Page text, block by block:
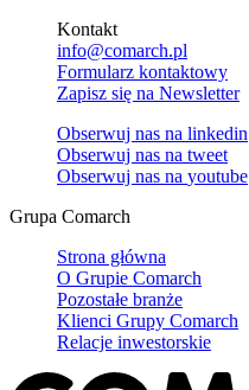
Kontakt
info@comarch.pl
Formularz kontaktowy
Zapisz się na Newsletter
Obserwuj nas na linkedin
Obserwuj nas na tweet
Obserwuj nas na youtube
Grupa Comarch
Strona główna
O Grupie Comarch
Pozostałe branże
Klienci Grupy Comarch
Relacje inwestorskie